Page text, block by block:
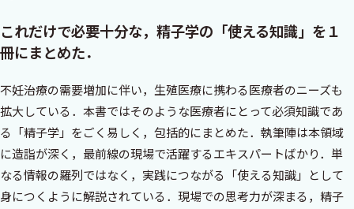
これだけで必要十分な，精子学の「使える知識」を１
冊にまとめた．
不妊治療の需要増加に伴い，生殖医療に携わる医療者のニーズも
拡大している．本書ではそのような医療者にとって必須知識であ
る「精子学」をごく易しく，包括的にまとめた．執筆陣は本領域
に造詣が深く，最前線の現場で活躍するエキスパートばかり．単
なる情報の羅列ではなく，実践につながる「使える知識」として
身につくように解説されている．現場での思考力が深まる，精子